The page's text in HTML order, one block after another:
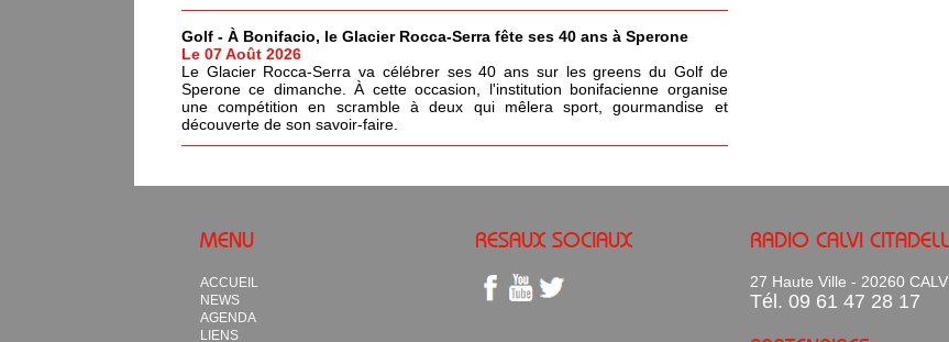
Golf - À Bonifacio, le Glacier Rocca-Serra fête ses 40 ans à Sperone
Le 07 Août 2026
Le Glacier Rocca-Serra va célébrer ses 40 ans sur les greens du Golf de
Sperone ce dimanche. À cette occasion, l'institution bonifacienne organise
une compétition en scramble à deux qui mêlera sport, gourmandise et
découverte de son savoir-faire.
MENU
ACCUEIL
NEWS
AGENDA
LIENS
RESAUX SOCIAUX RADIO CALVI
27 Haute Ville - 20260
Tél. 09 61 47 28 17